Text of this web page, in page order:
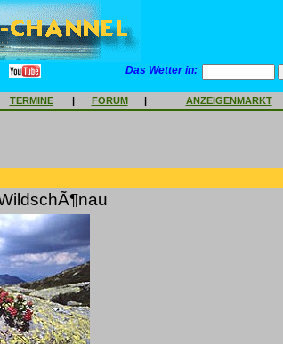
Das Wetter in:
TERMINE | FORUM | ANZEIGENMARKT